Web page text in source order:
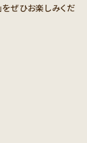
をぜひお楽しみくだ